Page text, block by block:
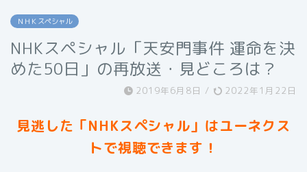
ＮＨＫスペシャル
NHKスペシャル「天安門事件 運命を決
めた50日」の再放送・見どころは？
2019年6月8日 / 2022年1月22日
見逃した「NHKスペシャル」はユーネクス
トで視聴できます！